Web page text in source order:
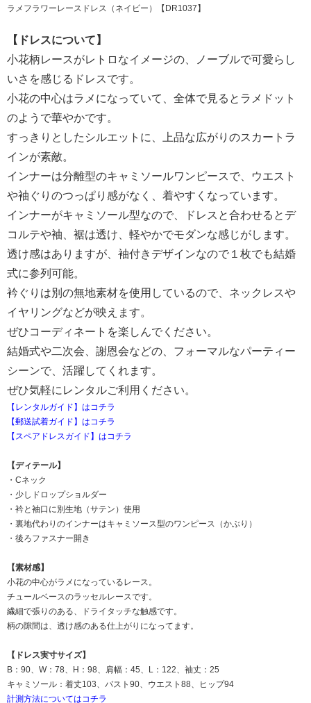
ラメフラワーレースドレス（ネイビー）【DR1037】
【ドレスについて】
小花柄レースがレトロなイメージの、ノーブルで可愛らし
いさを感じるドレスです。
小花の中心はラメになっていて、全体で見るとラメドット
のようで華やかです。
すっきりとしたシルエットに、上品な広がりのスカートラ
インが素敵。
インナーは分離型のキャミソールワンピースで、ウエスト
や袖ぐりのつっぱり感がなく、着やすくなっています。
インナーがキャミソール型なので、ドレスと合わせるとデ
コルテや袖、裾は透け、軽やかでモダンな感じがします。
透け感はありますが、袖付きデザインなので１枚でも結婚
式に参列可能。
衿ぐりは別の無地素材を使用しているので、ネックレスや
イヤリングなどが映えます。
ぜひコーディネートを楽しんでください。
結婚式や二次会、謝恩会などの、フォーマルなパーティー
シーンで、活躍してくれます。
ぜひ気軽にレンタルご利用ください。
【レンタルガイド】はコチラ
【郵送試着ガイド】はコチラ
【スペアドレスガイド】はコチラ
【ディテール】
・Cネック
・少しドロップショルダー
・衿と袖口に別生地（サテン）使用
・裏地代わりのインナーはキャミソース型のワンピース（かぶり）
・後ろファスナー開き
【素材感】
小花の中心がラメになっているレース。
チュールベースのラッセルレースです。
繊細で張りのある、ドライタッチな触感です。
柄の隙間は、透け感のある仕上がりになってます。
【ドレス実寸サイズ】
B：90、W：78、H：98、肩幅：45、L：122、袖丈：25
キャミソール：着丈103、バスト90、ウエスト88、ヒップ94
計測方法についてはコチラ